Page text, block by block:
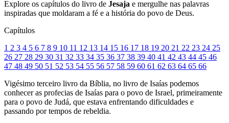
Explore os capítulos do livro de Jesaja e mergulhe nas palavras
inspiradas que moldaram a fé e a história do povo de Deus.
Capítulos
1 2 3 4 5 6 7 8 9 10 11 12 13 14 15 16 17 18 19 20 21 22 23 24 25
26 27 28 29 30 31 32 33 34 35 36 37 38 39 40 41 42 43 44 45 46
47 48 49 50 51 52 53 54 55 56 57 58 59 60 61 62 63 64 65 66
Vigésimo terceiro livro da Bíblia, no livro de Isaías podemos
conhecer as profecias de Isaías para o povo de Israel, primeiramente
para o povo de Judá, que estava enfrentando dificuldades e
passando por tempos de rebeldia.